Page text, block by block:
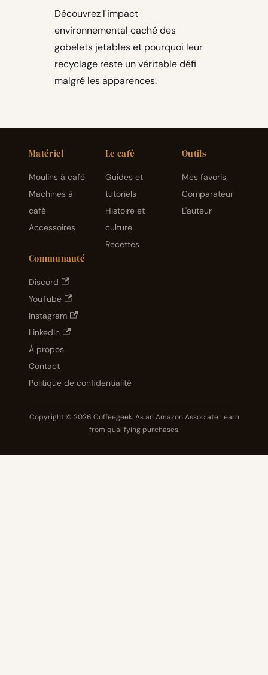
Découvrez l'impact
environnemental caché des
gobelets jetables et pourquoi leur
recyclage reste un véritable défi
malgré les apparences.
Matériel
Moulins à café
Machines à
café
Accessoires
Le café
Guides et
tutoriels
Histoire et
culture
Recettes
Outils
Mes favoris
Comparateur
L'auteur
Communauté
Discord
YouTube
Instagram
LinkedIn
À propos
Contact
Politique de confidentialité
Copyright © 2026 Coffeegeek. As an Amazon Associate I earn
from qualifying purchases.